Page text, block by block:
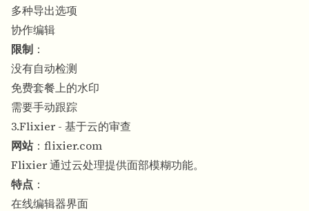
多种导出选项
协作编辑
限制 ：
没有自动检测
免费套餐上的水印
需要手动跟踪
3.Flixier - 基于云的审查
网站： flixier.com
Flixier 通过云处理提供面部模糊功能。
特点 ：
在线编辑器界面